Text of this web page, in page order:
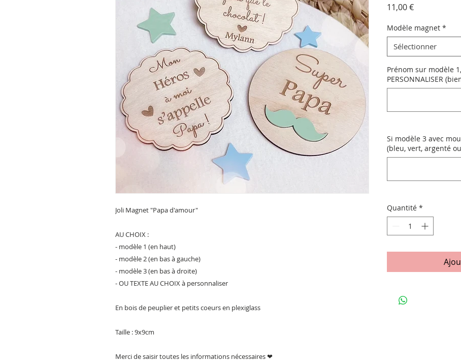
Joli Magnet "Papa d'amour"
AU CHOIX :
- modèle 1 (en haut)
- modèle 2 (en bas à gauche)
- modèle 3 (en bas à droite)
- OU TEXTE AU CHOIX à personnaliser
En bois de peuplier et petits coeurs en plexiglass
Taille : 9x9cm
Merci de saisir toutes les informations nécessaires ❤
11,00 €Prix
Modèle magnet *
Sélectionner
Prénom sur modèle
PERSONNALISER
Si modèle 3 avec
(bleu, vert, argenté
Quantité *